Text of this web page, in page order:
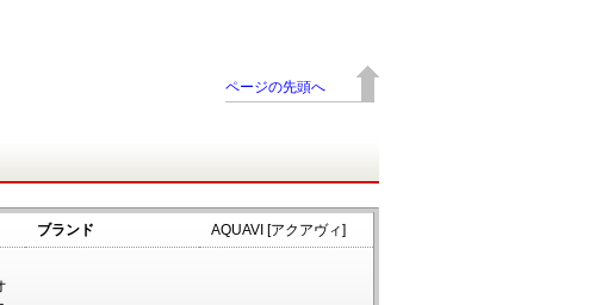
ページの先頭へ
ブランド AQUAVI [アクアヴィ]